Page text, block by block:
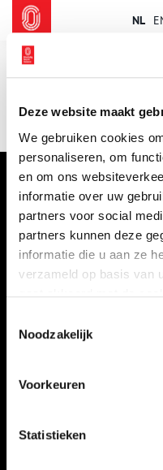
Deze website maakt
We gebruiken cookies
personaliseren, om
en om ons
informatie over uw
partners voor social
partners kunnen deze
informatie die u aan ze
verzameld op basis van
Noodzakelijk
Voorkeuren
Statistieken
NL
VERHALEN
NIEUWS
KALENDER
ACTIVITEITEN